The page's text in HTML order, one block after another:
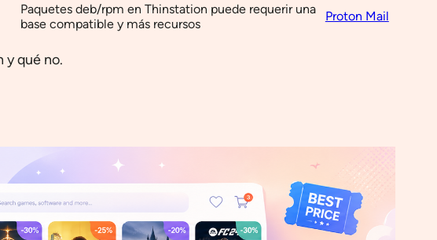
Paquetes deb/rpm en Thinstation puede requerir una
base compatible y más recursos
Proton Mail
y qué no.